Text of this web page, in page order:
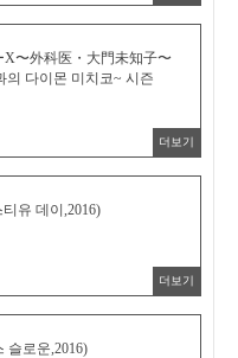
〜外科医・大門未知子〜
의 다이몬 미치코~ 시즌
더보기
유 데이,2016)
더보기
슬로운,2016)